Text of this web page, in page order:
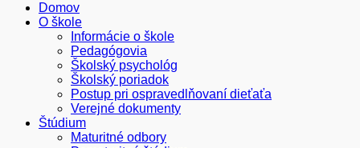
Domov
O škole
Informácie o škole
Pedagógovia
Školský psychológ
Školský poriadok
Postup pri ospravedlňovaní dieťaťa
Verejné dokumenty
Štúdium
Maturitné odbory